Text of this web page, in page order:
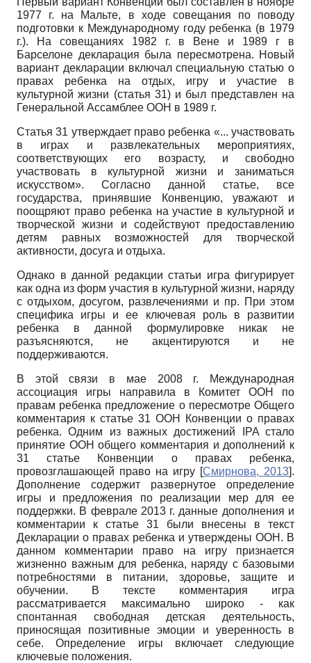
1977 г. на Мальте, в ходе совещания по поводу
подготовки к Международному году ребенка (в 1979
г.). На совещаниях 1982 г. в Вене и 1989 г в
Барселоне декларация была пересмотрена. Новый
вариант декларации включал специальную статью о
правах ребенка на отдых, игру и участие в
культурной жизни (статья 31) и был представлен на
Генеральной Ассамблее ООН в 1989 г.
Статья 31 утверждает право ребенка «... участвовать
в играх и развлекательных мероприятиях,
соответствующих его возрасту, и свободно
участвовать в культурной жизни и заниматься
искусством». Согласно данной статье, все
государства, принявшие Конвенцию, уважают и
поощряют право ребенка на участие в культурной и
творческой жизни и содействуют предоставлению
детям равных возможностей для творческой
активности, досуга и отдыха.
Однако в данной редакции статьи игра фигурирует
как одна из форм участия в культурной жизни, наряду
с отдыхом, досугом, развлечениями и пр. При этом
специфика игры и ее ключевая роль в развитии
ребенка в данной формулировке никак не
разъясняются, не акцентируются и не
поддерживаются.
В этой связи в мае 2008 г. Международная
ассоциация игры направила в Комитет ООН по
правам ребенка предложение о пересмотре Общего
комментария к статье 31 ООН Конвенции о правах
ребенка. Одним из важных достижений
IPA стало
принятие ООН общего комментария и дополнений к
31 статье Конвенции о правах ребенка,
провозглашающей право на игру [Смирнова, 2013].
Дополнение содержит развернутое определение
игры и предложения по реализации мер для ее
поддержки. В феврале 2013 г. данные дополнения и
комментарии к статье 31 были внесены в текст
Декларации о правах ребенка и утверждены ООН. В
данном комментарии право на игру признается
жизненно важным для ребенка, наряду с базовыми
потребностями в питании, здоровье, защите и
обучении. В тексте комментария игра
рассматривается максимально широко - как
спонтанная свободная детская деятельность,
приносящая позитивные эмоции и уверенность в
себе. Определение игры включает следующие
ключевые положения.